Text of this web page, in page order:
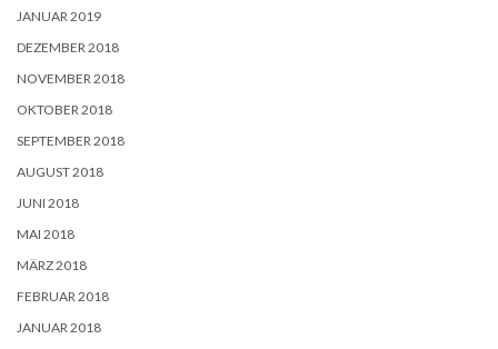
JANUAR 2019
DEZEMBER 2018
NOVEMBER 2018
OKTOBER 2018
SEPTEMBER 2018
AUGUST 2018
JUNI 2018
MAI 2018
MÄRZ 2018
FEBRUAR 2018
JANUAR 2018